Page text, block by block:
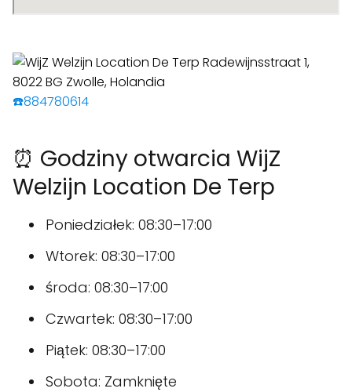
☎️884780614
⏰ Godziny otwarcia WijZ
Welzijn Location De Terp
Poniedziałek: 08:30–17:00
Wtorek: 08:30–17:00
środa: 08:30–17:00
Czwartek: 08:30–17:00
Piątek: 08:30–17:00
Sobota: Zamknięte